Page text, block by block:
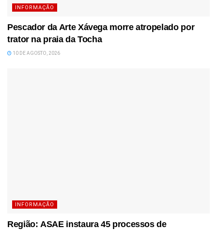
INFORMAÇÃO
Pescador da Arte Xávega morre atropelado por
trator na praia da Tocha
10 DE AGOSTO, 2026
INFORMAÇÃO
Região: ASAE instaura 45 processos de